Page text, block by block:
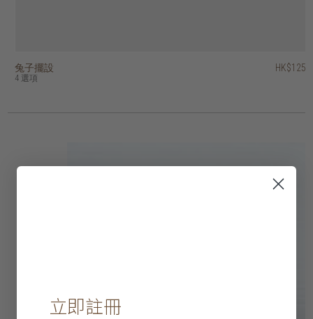
兔子擺設
4 選項
HK$125
香港區域印花容器
2 選項
HK$375
螺旋印花容器
2 選項
HK$375
裝飾蘋果
2 選項
HK$145
柚木容器連蓋 HK$195
柚木淺口碗 HK$395
混合天然物雙色掛牆裝飾 HK$1,950
籐製網格掛牆裝飾 HK$1,950
藤織圓盤掛牆裝飾 HK$2,250
雲石蛋形紙鎮
3 選項
HK$95
立即註冊